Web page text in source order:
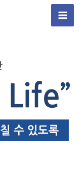
Main